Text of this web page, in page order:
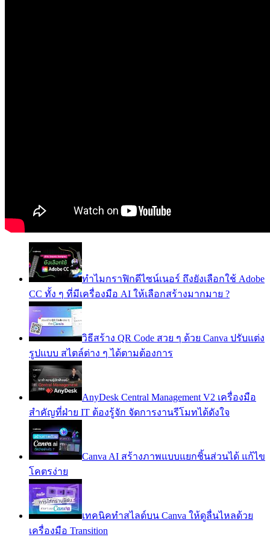
ทำไมกราฟิกดีไซน์เนอร์ ถึงยังเลือกใช้ Adobe
CC ทั้ง ๆ ที่มีเครื่องมือ AI ให้เลือกสร้างมากมาย ?
วิธีสร้าง QR Code สวย ๆ ด้วย Canva ปรับแต่ง
รูปแบบ สไตล์ต่าง ๆ ได้ตามต้องการ
AnyDesk Central Management V2 เครื่องมือ
สำคัญที่ฝ่าย IT ต้องรู้จัก จัดการงานรีโมทได้ดังใจ
Canva AI สร้างภาพแบบแยกชิ้นส่วนได้ แก้ไข
โคตรง่าย
เทคนิคทำสไลด์บน Canva ให้ดูลื่นไหลด้วย
เครื่องมือ Transition